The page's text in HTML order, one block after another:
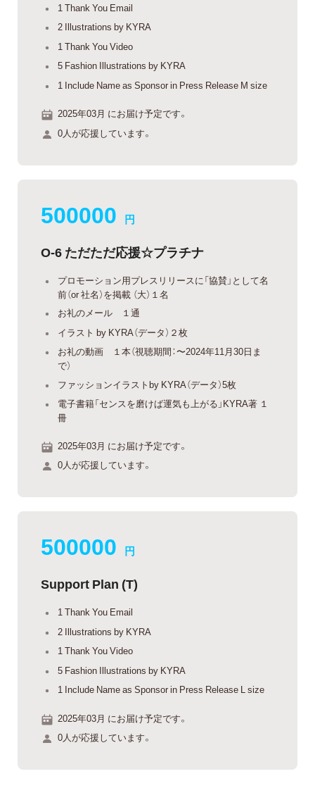
1 Thank You Email
2 Illustrations by KYRA
1 Thank You Video
5 Fashion Illustrations by KYRA
1 Include Name as Sponsor in Press Release M size
2025年03月 にお届け予定です。
0人が応援しています。
500000 円
O-6 ただただ応援☆プラチナ
プロモーション用プレスリリースに「協賛」として名
前（or 社名）を掲載 （大）１名
お礼のメール １通
イラスト by KYRA（データ）２枚
お礼の動画 １本（視聴期間：〜2024年11月30日ま
で）
ファッションイラストby KYRA（データ）5枚
電子書籍「センスを磨けば運気も上がる」KYRA著 １
冊
2025年03月 にお届け予定です。
0人が応援しています。
500000 円
Support Plan (T)
1 Thank You Email
2 Illustrations by KYRA
1 Thank You Video
5 Fashion Illustrations by KYRA
1 Include Name as Sponsor in Press Release L size
2025年03月 にお届け予定です。
0人が応援しています。